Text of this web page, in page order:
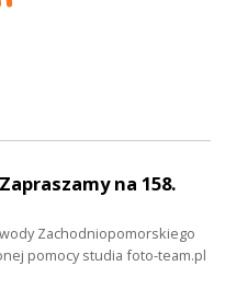
na 158.
Zachodniopomorskiego
pomocy studia foto-team.pl